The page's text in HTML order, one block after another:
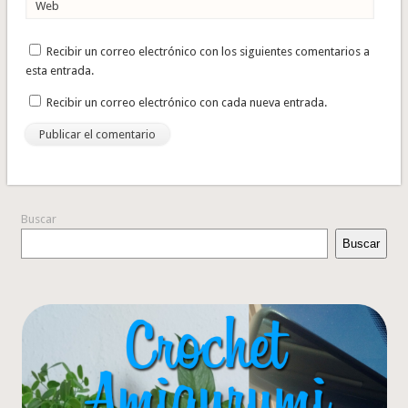
Web
Recibir un correo electrónico con los siguientes comentarios a
esta entrada.
Recibir un correo electrónico con cada nueva entrada.
Buscar
Buscar